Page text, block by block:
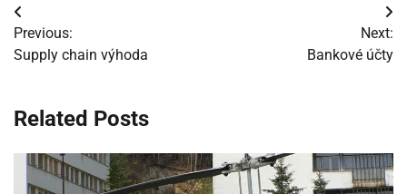
Navigácia
v
Previous:
Supply chain výhoda
Next:
Bankové účty
Related Posts